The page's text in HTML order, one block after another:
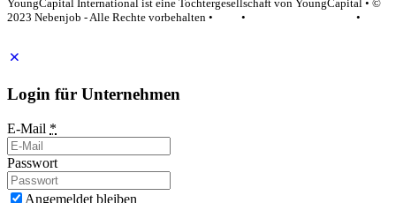
YoungCapital International ist eine Tochtergesellschaft von YoungCapital • ©
2023 Nebenjob - Alle Rechte vorbehalten •
•
•
Login für Unternehmen
E-Mail *
Passwort
Angemeldet bleiben